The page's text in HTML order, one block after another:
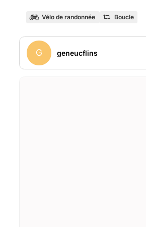
Vélo de randonnée Boucle
G geneucflins